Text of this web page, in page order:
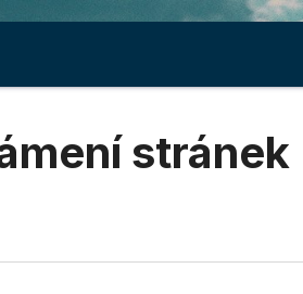
stránek